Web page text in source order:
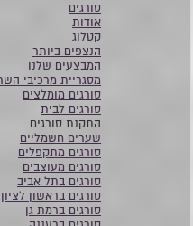
סורגים
אודות
קטלוג
הנצפים ביותר
המבצעים שלנו
מסגריית מרכיבי
סורגים מומלצים
סורגים לבית
התקנת סורגים
שערים חשמליים
סורגים מתקפלים
סורגים מעוצבים
סורגים בתל אביב
סורגים בראשון לציון
סורגים ברמת גן